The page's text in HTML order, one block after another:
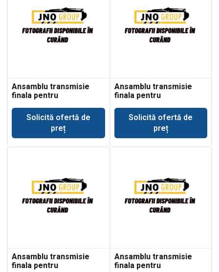
Ansamblu transmisie
finala pentru
590SRSolicită ofertă de
preț
Ansamblu transmisie
finala pentru
Hitachi FB90
Solicită ofertă de
preț
Ansamblu transmisie
finala pentru
Ansamblu transmisie
finala pentru